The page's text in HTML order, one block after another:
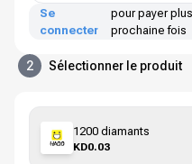
Se
connecter
pour payer
prochaine fois
2 Sélectionner le produit
1200 diamants
KD0.03